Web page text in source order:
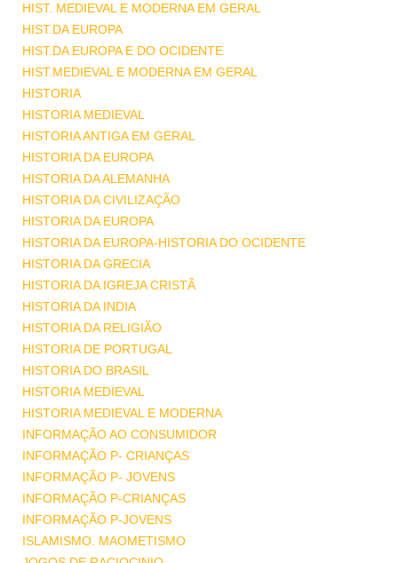
HIST. MEDIEVAL E MODERNA EM GERAL
HIST.DA EUROPA
HIST.DA EUROPA E DO OCIDENTE
HIST.MEDIEVAL E MODERNA EM GERAL
HISTORIA
HISTORIA MEDIEVAL
HISTORIA ANTIGA EM GERAL
HISTORIA DA EUROPA
HISTORIA DA ALEMANHA
HISTORIA DA CIVILIZAÇÃO
HISTORIA DA EUROPA
HISTORIA DA EUROPA-HISTORIA DO OCIDENTE
HISTORIA DA GRECIA
HISTORIA DA IGREJA CRISTÃ
HISTORIA DA INDIA
HISTORIA DA RELIGIÃO
HISTORIA DE PORTUGAL
HISTORIA DO BRASIL
HISTORIA MEDIEVAL
HISTORIA MEDIEVAL E MODERNA
INFORMAÇÃO AO CONSUMIDOR
INFORMAÇÃO P- CRIANÇAS
INFORMAÇÃO P- JOVENS
INFORMAÇÃO P-CRIANÇAS
INFORMAÇÃO P-JOVENS
ISLAMISMO. MAOMETISMO